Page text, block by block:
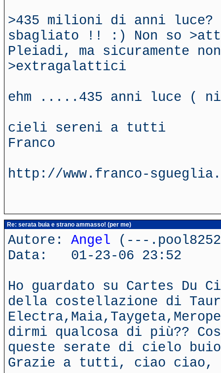
>435 milioni di anni
sbagliato !! :) Non so
Pleiadi, ma sicuramente
>extragalattici
ehm .....435 anni luce (
cieli sereni a tutti
Franco
http://www.franco-
Re: serata buia e strano ammasso! (per me)
Autore: Angel (---
Data: 01-23-06 23:52
Ho guardato su Cartes Du
della costellazione di
dirmi qualcosa di più??
queste serate di cielo
Grazie a tutti, ciao ciao,